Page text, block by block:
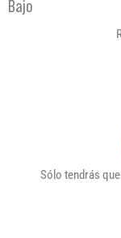
Bajo
Sólo tendrás